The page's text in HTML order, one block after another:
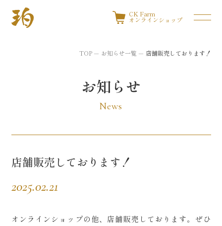
CK Farm
オンラインショップ
TOP お知らせ一覧 店舗販売しております！
お知らせ
News
店舗販売しております！
2025.02.21
オンラインショップの他、店舗販売しております。ぜひ